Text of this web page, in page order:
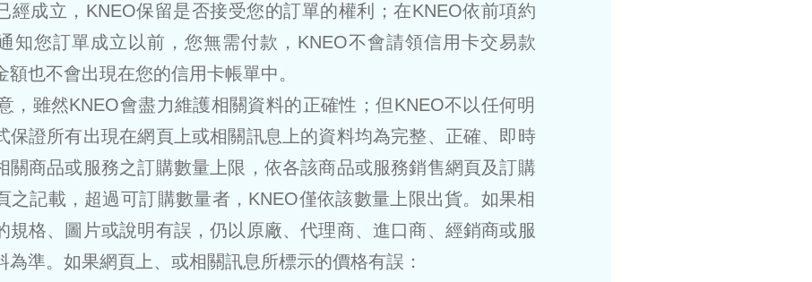
經成立，KNEO保留是否接受您的訂單的權利；在KNEO依前項約
知您訂單成立以前，您無需付款，KNEO不會請領信用卡交易款
額也不會出現在您的信用卡帳單中。
，雖然KNEO會盡力維護相關資料的正確性；但KNEO不以任何明
保證所有出現在網頁上或相關訊息上的資料均為完整、正確、即時
關商品或服務之訂購數量上限，依各該商品或服務銷售網頁及訂購
之記載，超過可訂購數量者，KNEO僅依該數量上限出貨。如果相
規格、圖片或說明有誤，仍以原廠、代理商、進口商、經銷商或服
為準。如果網頁上、或相關訊息所標示的價格有誤：